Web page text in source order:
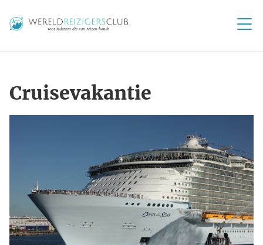
Cruisevakantie